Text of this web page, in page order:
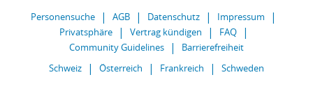
Personensuche AGB Datenschutz
Impressum
Privatsphäre
Vertrag kündigen
FAQ
Community Guidelines
Barrierefreiheit
Schweiz
Österreich Frankreich Schweden